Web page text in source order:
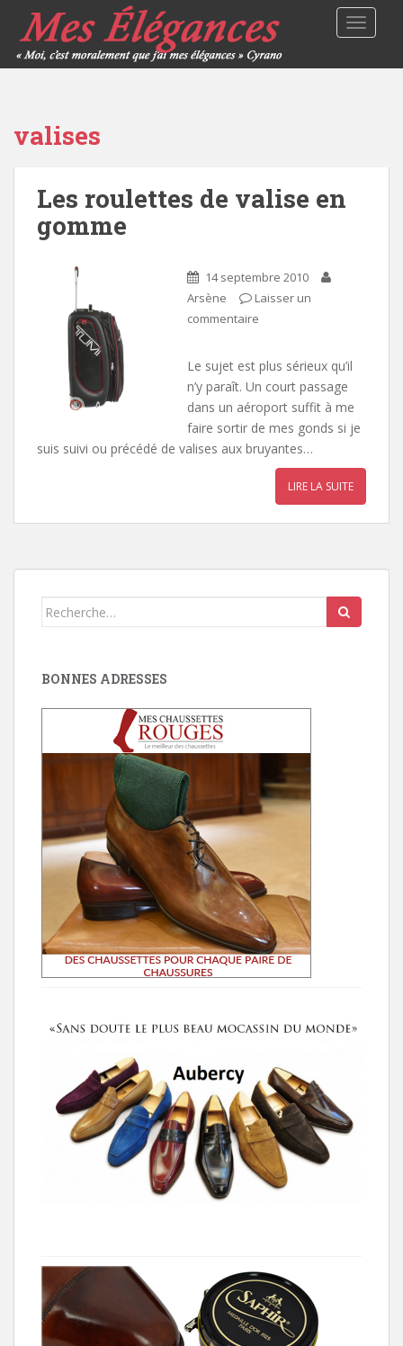
valises
Les roulettes de valise en
gomme
14 septembre 2010
Arsène
Laisser un
commentaire
Le sujet est plus sérieux qu’il
n’y paraît. Un court passage
dans un aéroport suffit à me
faire sortir de mes gonds si je
suis suivi ou précédé de valises aux bruyantes…
LIRE LA SUITE
Search
BONNES ADRESSES